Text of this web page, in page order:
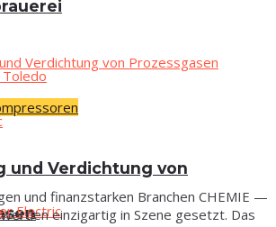
und Ver­dich­tung von
Electric
und finanz­star­ken Bran­chen CHEMIE —
ein­zig­ar­tig in Sze­ne gesetzt. Das